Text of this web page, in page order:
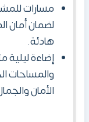
مسارات
لضمان أمان
هادئة.
إضاءة ليلية
والمساحات
الأمان